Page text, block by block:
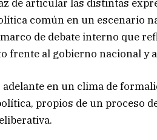
de articular las distintas
común en un escenario
de debate interno que
frente al gobierno nacional y
en un clima de
propios de un proceso